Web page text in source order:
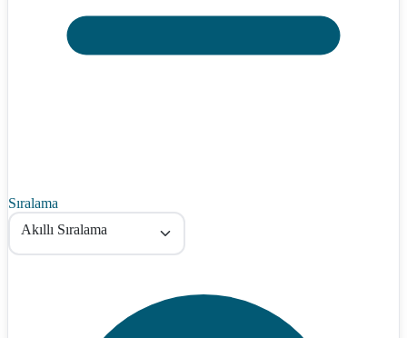
Sıralama
Akıllı Sıralama